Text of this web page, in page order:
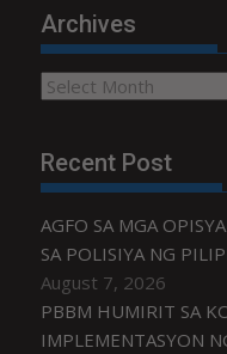
Archives
Archives
Recent Post
AGFO SA MGA
SA POLISIYA NG
August 7, 2026
PBBM HUMIRIT SA
IMPLEMENTASYON